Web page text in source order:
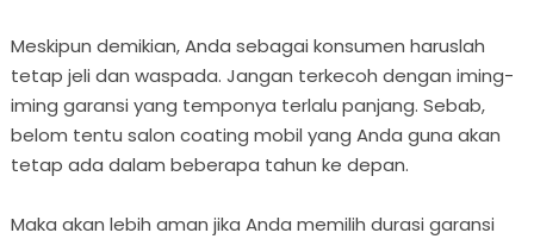
Meskipun demikian, Anda sebagai konsumen haruslah
tetap jeli dan waspada. Jangan terkecoh dengan iming-
iming garansi yang temponya terlalu panjang. Sebab,
belom tentu salon coating mobil yang Anda guna akan
tetap ada dalam beberapa tahun ke depan.
Maka akan lebih aman jika Anda memilih durasi garansi